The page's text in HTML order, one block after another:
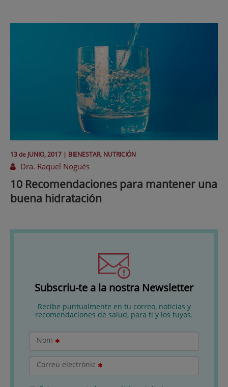
13 de JUNIO, 2017 | BIENESTAR, NUTRICIÓN
Dra. Raquel Nogués
10 Recomendaciones para mantener una
buena hidratación
Subscriu-te a la nostra Newsletter
Recibe puntualmente en tu correo, noticias y
recomendaciones de salud, para ti y los tuyos.
Nom
Correu electrònic